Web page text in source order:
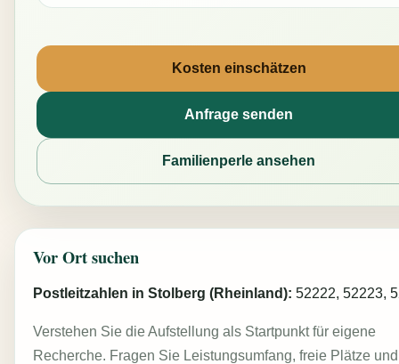
Kosten einschätzen
Anfrage senden
Familienperle ansehen
Vor Ort suchen
Postleitzahlen in Stolberg (Rheinland): 52222, 52223,
Verstehen Sie die Aufstellung als Startpunkt für eigene
Recherche. Fragen Sie Leistungsumfang, freie Plätze und